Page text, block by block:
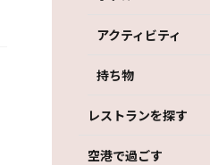
アクティビティ
持ち物
レストランを探す
空港で過ごす